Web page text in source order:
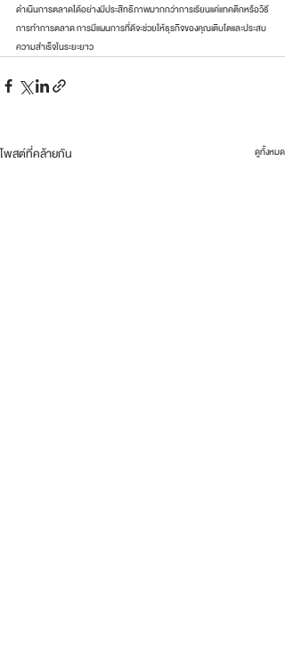
ดำเนินการตลาดได้อย่างมีประสิทธิภาพมากกว่าการเรียนแค่แทคติกหรือวิธี
การทำการตลาด การมีแผนการที่ดีจะช่วยให้ธุรกิจของคุณเติบโตและประสบ
ความสำเร็จในระยะยาว
โพสต์ที่คล้ายกัน ดูทั้งหมด